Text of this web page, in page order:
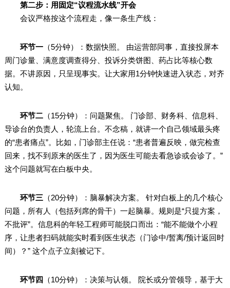
第二步：用固定“议程流水线”开会
会议严格按这个流程走，像一条生产线：
环节一（5分钟）：数据快照。 由运营部同事，直接投屏本
周门诊量、满意度调查得分、投诉分类饼图、药占比等核心数
据。不讲原因，只呈现事实。让大家用1分钟快速进入状态，对齐
认知。
环节二（15分钟）：问题聚焦。 门诊部、财务科、信息科、
导诊台的负责人，轮流上台。不念稿，就讲一个自己领域最头疼
的“患者痛点”。比如，门诊部主任说：“患者普遍反映，做完检查
回来，找不到原来的医生了，因为医生可能去看急诊或会诊了。”
这个问题就写在白板中央。
环节三（20分钟）：脑暴解决方案。 针对白板上的几个核心
问题，所有人（包括列席的骨干）一起脑暴。规则是“只提方案，
不批评”。信息科的年轻工程师可能脱口而出：“能不能做个小程
序，让患者扫码就能实时看到医生状态（门诊中/暂离/预计返回时
间）？” 这个点子立刻被记下。
环节四 （10分钟）：决策与认领。 院长或分管领导，基于大